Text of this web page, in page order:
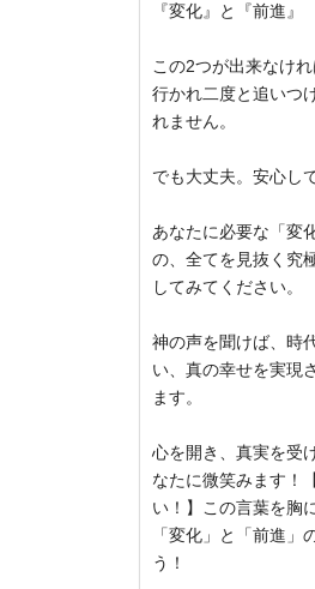
『変化』と『前進』
この2つが出来なけ
行かれ二度と追いつ
れません。
でも大丈夫。安心し
あなたに必要な「変
の、全てを見抜く究
してみてください。
神の声を聞けば、時
い、真の幸せを実現
ます。
心を開き、真実を受
なたに微笑みます！
い！】この言葉を胸
「変化」と「前進」
う！